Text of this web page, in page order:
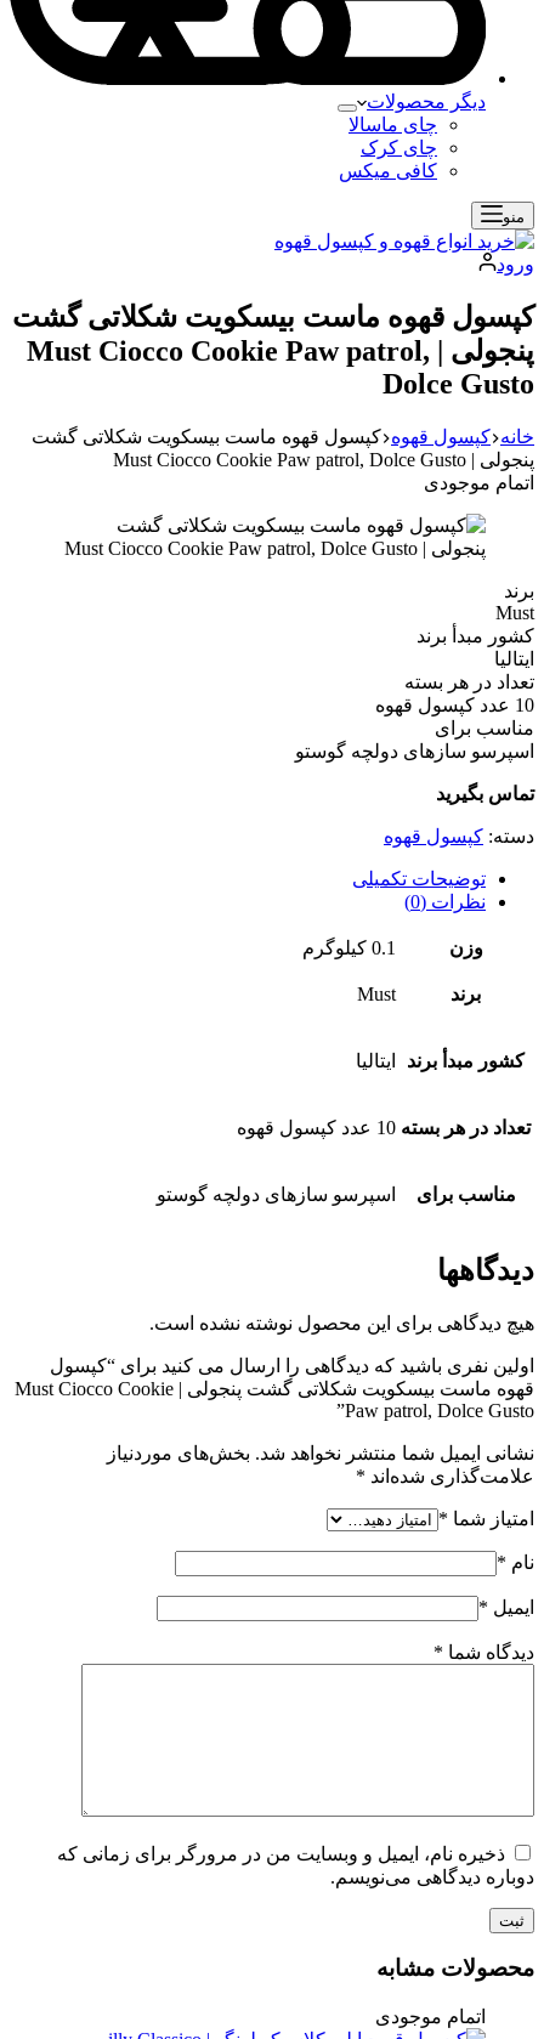
دیگر محصولات
چای ماسالا
چای کرک
کافی میکس
منو
ورود
کپسول قهوه ماست بیسکویت شکلاتی گشت
پنجولی | Must Ciocco Cookie Paw patrol,
Dolce Gusto
خانه کپسول قهوه کپسول قهوه ماست بیسکویت شکلاتی گشت
پنجولی | Must Ciocco Cookie Paw patrol, Dolce Gusto
اتمام موجودی
برند
Must
کشور مبدأ برند
ایتالیا
تعداد در هر بسته
10 عدد کپسول قهوه
مناسب برای
اسپرسو سازهای دولچه گوستو
تماس بگیرید
دسته: کپسول قهوه
توضیحات تکمیلی
نظرات (0)
وزن 0.1 کیلوگرم
برند Must
کشور مبدأ برند ایتالیا
تعداد در هر بسته 10 عدد کپسول قهوه
مناسب برای اسپرسو سازهای دولچه گوستو
دیدگاهها
هیچ دیدگاهی برای این محصول نوشته نشده است.
اولین نفری باشید که دیدگاهی را ارسال می کنید برای “کپسول
قهوه ماست بیسکویت شکلاتی گشت پنجولی | Must Ciocco Cookie
Paw patrol, Dolce Gusto”
نشانی ایمیل شما منتشر نخواهد شد. بخش‌های موردنیاز
علامت‌گذاری شده‌اند *
امتیاز شما *
نام *
ایمیل *
دیدگاه شما *
ذخیره نام، ایمیل و وبسایت من در مرورگر برای زمانی که
دوباره دیدگاهی می‌نویسم.
ثبت
محصولات مشابه
اتمام موجودی